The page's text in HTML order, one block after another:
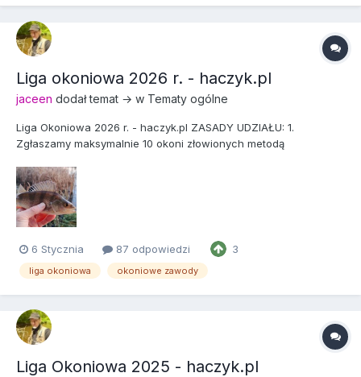
Liga okoniowa 2026 r. - haczyk.pl
jaceen dodał temat → w Tematy ogólne
Liga Okoniowa 2026 r. - haczyk.pl ZASADY UDZIAŁU: 1.
Zgłaszamy maksymalnie 10 okoni złowionych metodą
decyduje o miejscu w tabeli, która będzie prowadzona w
osobnym wątku. 2. Minimalny wymiar zgłoszenia ustalamy na 22
cm. Proszę m...
6 Stycznia 87 odpowiedzi 3
liga okoniowa okoniowe zawody
Liga Okoniowa 2025 - haczyk.pl